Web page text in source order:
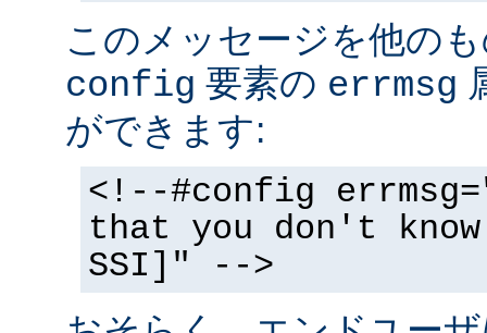
このメッセージを他の
config 要素の errmsg
ができます:
<!--#config
that you don't
SSI]" -->